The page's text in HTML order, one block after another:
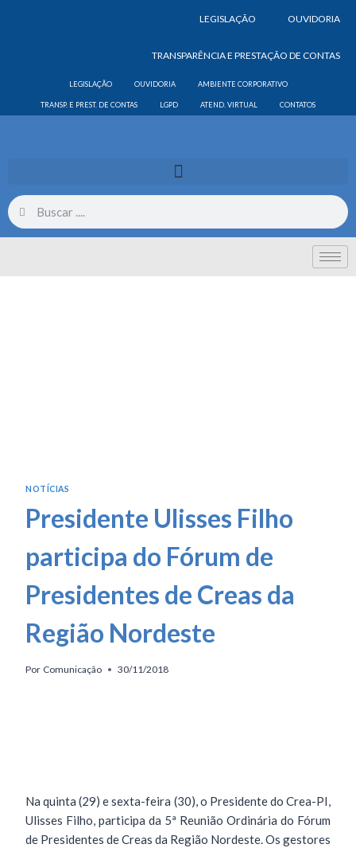
LEGISLAÇÃO OUVIDORIA
TRANSPARÊNCIA E PRESTAÇÃO DE CONTAS
LEGISLAÇÃO OUVIDORIA AMBIENTE CORPORATIVO
TRANSP. E PREST. DE CONTAS LGPD ATEND. VIRTUAL CONTATOS
NOTÍCIAS
Presidente Ulisses Filho
participa do Fórum de
Presidentes de Creas da
Região Nordeste
Por Comunicação 30/11/2018
Na quinta (29) e sexta-feira (30), o Presidente do Crea-PI,
Ulisses Filho, participa da 5ª Reunião Ordinária do Fórum
de Presidentes de Creas da Região Nordeste. Os gestores